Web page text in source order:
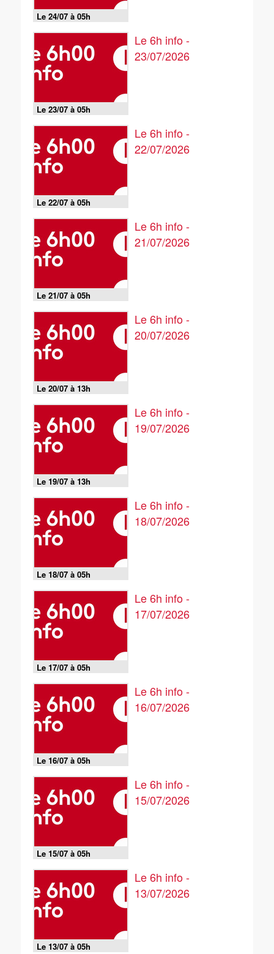
Le 24/07 à 05h
Le 23/07 à 05h
Le 6h info -
23/07/2026
Le 22/07 à 05h
Le 6h info -
22/07/2026
Le 21/07 à 05h
Le 6h info -
21/07/2026
Le 20/07 à 13h
Le 6h info -
20/07/2026
Le 19/07 à 13h
Le 6h info -
19/07/2026
Le 18/07 à 05h
Le 6h info -
18/07/2026
Le 17/07 à 05h
Le 6h info -
17/07/2026
Le 16/07 à 05h
Le 6h info -
16/07/2026
Le 15/07 à 05h
Le 6h info -
15/07/2026
Le 13/07 à 05h
Le 6h info -
13/07/2026